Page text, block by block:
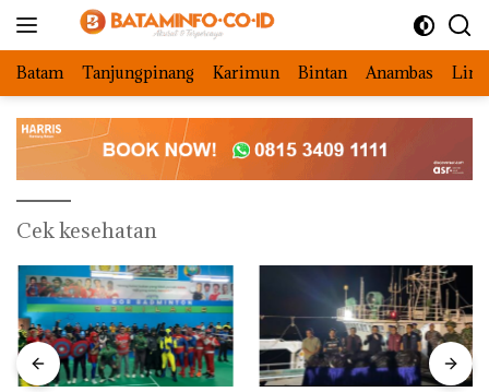
Batam Tanjungpinang Karimun Bintan Anambas
Cek kesehatan